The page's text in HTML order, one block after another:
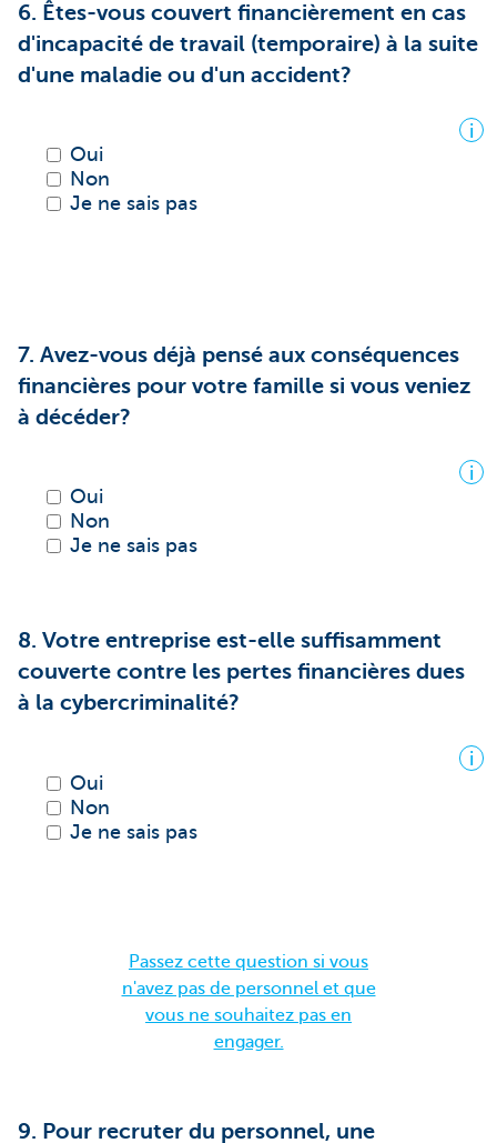
6. Êtes-vous couvert financièrement en cas
d'incapacité de travail (temporaire) à la suite
d'une maladie ou d'un accident?
i
Oui
Non
Je ne sais pas
7. Avez-vous déjà pensé aux conséquences
financières pour votre famille si vous veniez
à décéder?
i
Oui
Non
Je ne sais pas
8. Votre entreprise est-elle suffisamment
couverte contre les pertes financières dues
à la cybercriminalité?
i
Oui
Non
Je ne sais pas
Passez cette question si vous
n'avez pas de personnel et que
vous ne souhaitez pas en
engager.
9. Pour recruter du personnel, une